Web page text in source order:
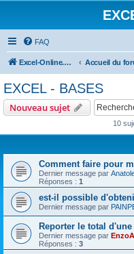
FAQ
Excel-Online.net Accueil du
EXCEL - BASES
Nouveau sujet
10
Comment faire pour
Dernier message par
Réponses : 1
est-il possible
Dernier message par
Reporter le total
Dernier message par
Réponses : 3